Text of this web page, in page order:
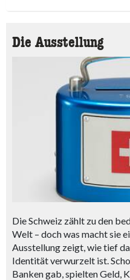
Die Ausstellung
Die Schweiz zählt zu den
Welt – doch was macht sie
Ausstellung zeigt, wie tief
Identität verwurzelt ist.
Banken gab, spielten Geld,